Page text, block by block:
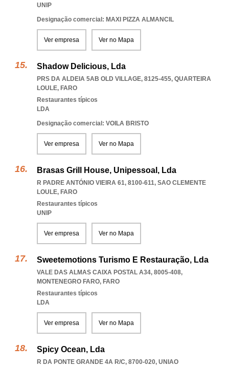
UNIP
Designação comercial: MAXI PIZZA ALMANCIL
Ver empresa Ver no Mapa
Shadow Delicious, Lda
PRS DA ALDEIA 5AB OLD VILLAGE, 8125-455, QUARTEIRA
LOULE, FARO
Restaurantes típicos
LDA
Designação comercial: VOILA BRISTO
Ver empresa Ver no Mapa
Brasas Grill House, Unipessoal, Lda
R PADRE ANTÓNIO VIEIRA 61, 8100-611, SAO CLEMENTE
LOULE, FARO
Restaurantes típicos
UNIP
Ver empresa Ver no Mapa
Sweetemotions Turismo E Restauração, Lda
VALE DAS ALMAS CAIXA POSTAL A34, 8005-408,
MONTENEGRO FARO, FARO
Restaurantes típicos
LDA
Ver empresa Ver no Mapa
Spicy Ocean, Lda
R DA PONTE GRANDE 4A R/C, 8700-020, UNIAO